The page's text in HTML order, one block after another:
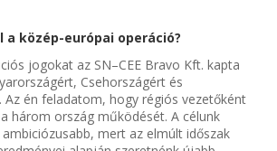
a közép-európai operáció?
jogokat az SN–CEE Bravo Kft. kapta
Csehországért és
Az én feladatom, hogy régiós vezetőként
három ország működését. A célunk
,mert az elmúlt időszak